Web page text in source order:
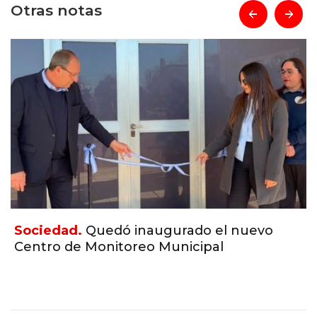
Otras notas
Sociedad. Quedó inaugurado el nuevo
Centro de Monitoreo Municipal
prev next